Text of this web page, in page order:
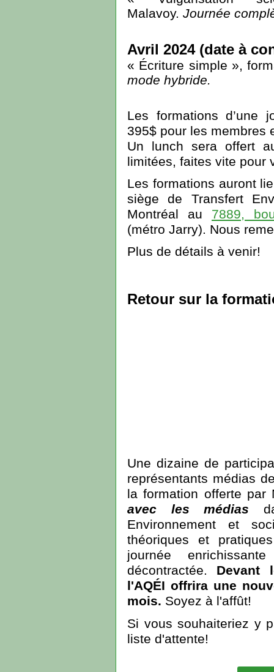
Malavoy. Journée
Avril 2024 (date à
« Écriture simple »,
mode hybride.
Les formations d’une
395$ pour les membres
Un lunch sera offert
limitées, faites vite pour
Les formations auront
siège de Transfert
Montréal au 7889,
(métro Jarry). Nous
Plus de détails à venir!
Retour sur la
Une dizaine de
représentants médias
la formation offerte
avec les médias
Environnement et
théoriques et
journée
décontractée. Devant
l'AQÉI offrira une
mois. Soyez à l'affût!
Si vous souhaiteriez y
liste d'attente!